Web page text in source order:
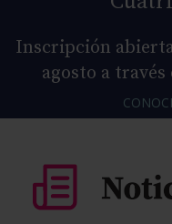
Inscripción
agosto a